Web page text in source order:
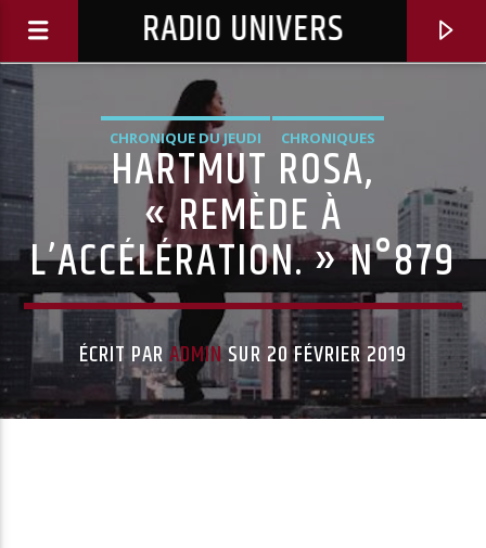
RADIO UNIVERS
Titre diffusé :
CHRONIQUE DU JEUDI CHRONIQUES
HARTMUT ROSA,
« REMÈDE À
L’ACCÉLÉRATION. » N°879
ÉCRIT PARADMINSUR 20 FÉVRIER 2019